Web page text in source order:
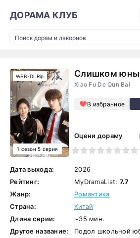
ДОРАМА КЛУБ
Слишком юны
Xiao Fu De Qun Bai
В избранное
WEB-DLRip
1 сезон 5 серия
Оцени дораму
1
2 3 4 5 6 7 8 9 10
Дата выхода:
2026
Рейтинг:
MyDramaList: 7.7
Жанр:
Романтика
Страна:
Китай
Длина серии:
~35 мин.
Другое название:
Подол школьной